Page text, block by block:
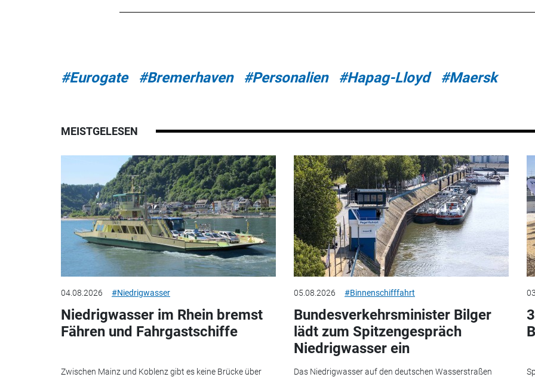
#Eurogate #Bremerhaven #Personalien #Hapag-Lloyd #Maersk
MEISTGELESEN
04.08.2026 #Niedrigwasser
Niedrigwasser im Rhein bremst
Fähren und Fahrgastschiffe
Zwischen Mainz und Koblenz gibt es keine Brücke über
05.08.2026 #Binnenschifffahrt
Bundesverkehrsminister Bilger
lädt zum Spitzengespräch
Niedrigwasser ein
Das Niedrigwasser auf den deutschen Wasserstraßen